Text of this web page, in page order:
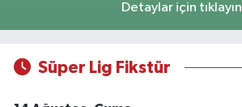
Detaylar için tıklayın
Süper Lig Fikstür